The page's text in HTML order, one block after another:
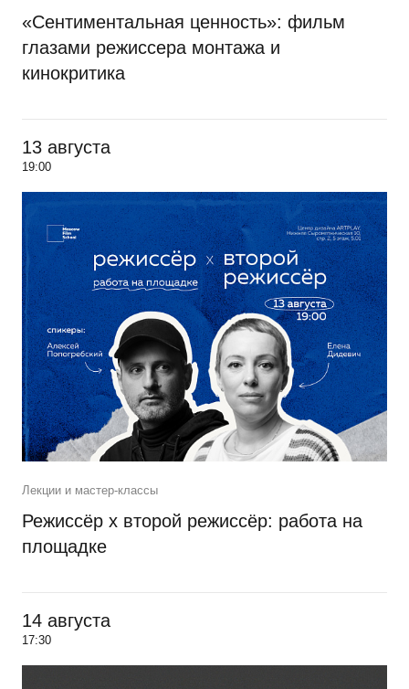
«Сентиментальная ценность»: фильм
глазами режиссера монтажа и
кинокритика
13 августа
19:00
Лекции и мастер-классы
Режиссёр х второй режиссёр: работа на
площадке
14 августа
17:30